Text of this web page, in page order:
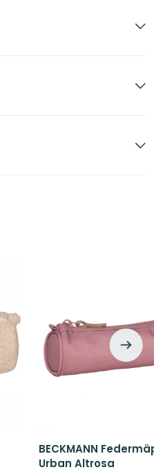
BECKMANN
Urban Altrosa